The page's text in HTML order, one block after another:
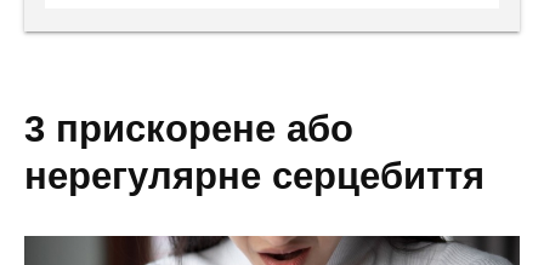
3 прискорене або
нерегулярне серцебиття